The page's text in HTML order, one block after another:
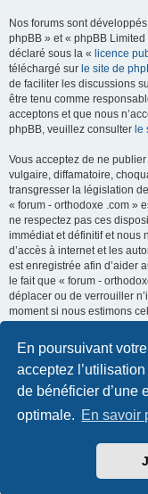
En poursuivant
acceptez
de bénéficier d’une
optimale. En savoir
Nos forums sont
phpBB » et « phpBB
déclaré sous la « licence
téléchargé sur le site de
de faciliter les discussions
être tenu comme
acceptons et que nous
phpBB, veuillez consulter le
Vous acceptez de ne
vulgaire, diffamatoire,
transgresser la législation
« forum - orthodoxe .com »
ne respectez pas ces
immédiat et définitif et nous
d’accès à internet et les
est enregistrée afin d’aider
le fait que « forum -
déplacer ou de verrouiller
moment si nous estimons
que toutes les
dans notre base de
diffusées à une tierce
.com », ni phpBB, ne
tentative de piratage